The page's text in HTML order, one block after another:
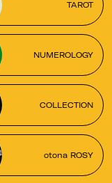
TAROT
NUMEROLOGY
COLLECTION
otona ROSY